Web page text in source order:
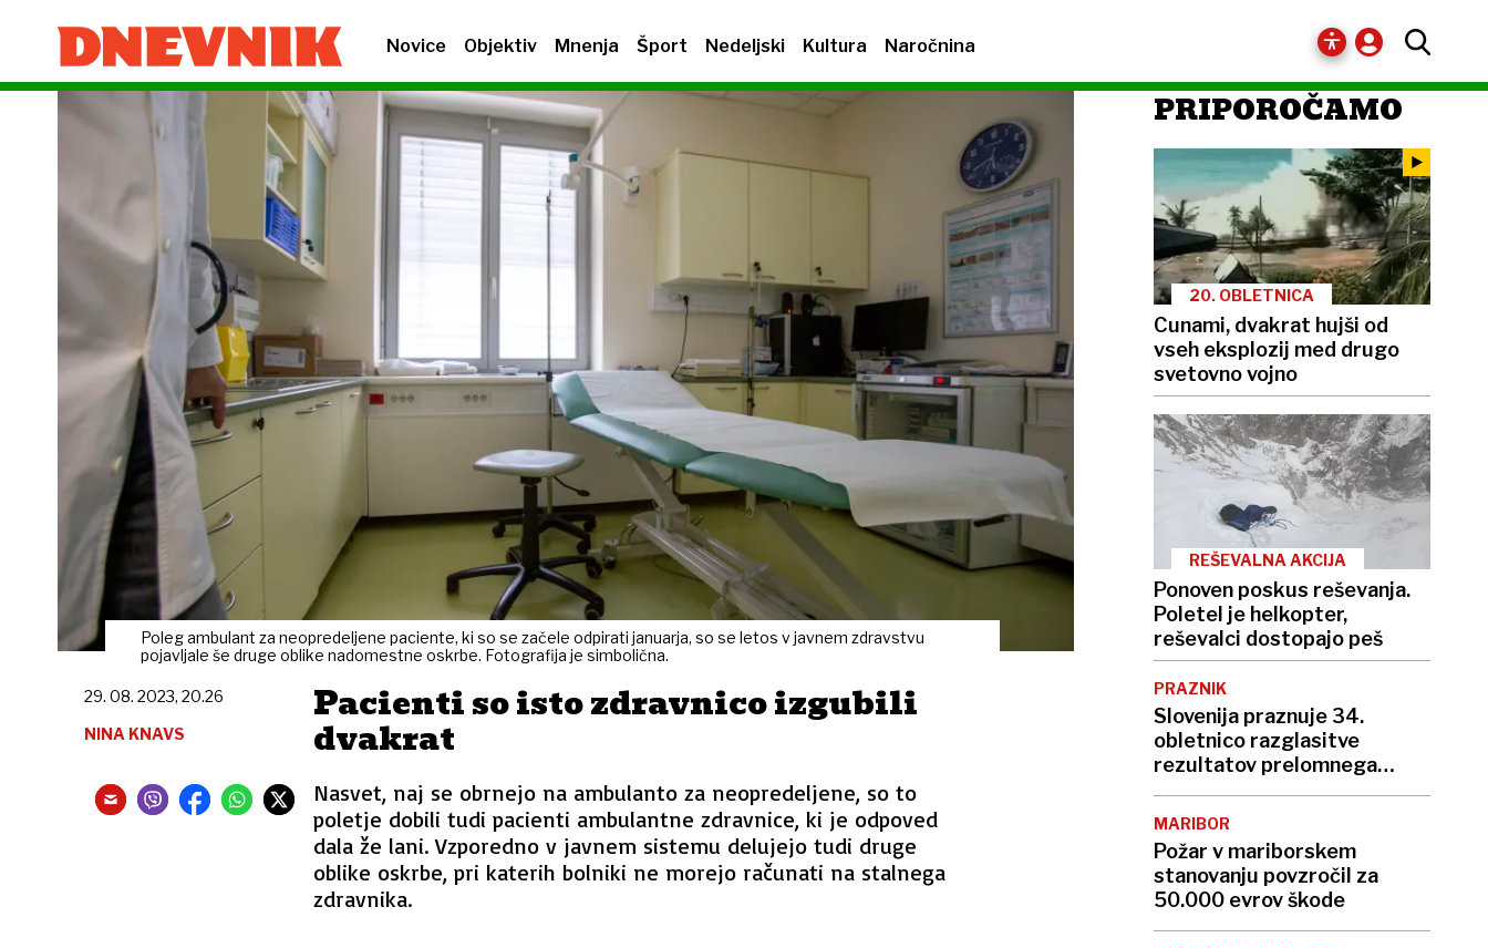
Novice Objektiv Mnenja Šport Nedeljski Kultura Naročnina
Poleg ambulant za neopredeljene paciente, ki so se začele odpirati januarja, so se letos v javnem zdravstvu
pojavljale še druge oblike nadomestne oskrbe. Fotografija je simbolična.
Pacienti so isto zdravnico izgubili
dvakrat
Nasvet, naj se obrnejo na ambulanto za neopredeljene, so to
poletje dobili tudi pacienti ambulantne zdravnice, ki je odpoved
dala že lani. Vzporedno v javnem sistemu delujejo tudi druge
oblike oskrbe, pri katerih bolniki ne morejo računati na stalnega
zdravnika.
29. 08. 2023, 20.26
NINA KNAVS
PRIPOROČAMO
20. OBLETNICA
Cunami, dvakrat hujši od
vseh eksplozij med drugo
svetovno vojno
REŠEVALNA AKCIJA
Ponoven poskus reševanja.
Poletel je helkopter,
reševalci dostopajo peš
PRAZNIK
Slovenija praznuje 34.
obletnico razglasitve
rezultatov prelomnega
plebiscita
MARIBOR
Požar v mariborskem
stanovanju povzročil za
50.000 evrov škode